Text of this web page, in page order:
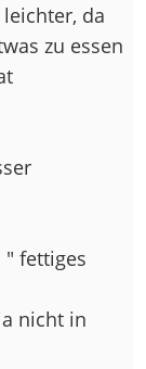
da
zu essen
fettiges
nicht in